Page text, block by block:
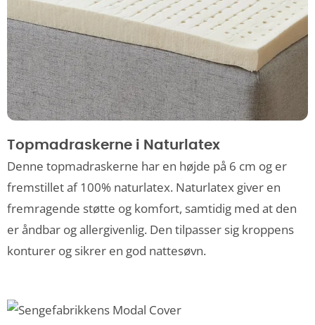
Topmadraskerne i Naturlatex
Denne topmadraskerne har en højde på 6 cm og er
fremstillet af 100% naturlatex. Naturlatex giver en
fremragende støtte og komfort, samtidig med at den
er åndbar og allergivenlig. Den tilpasser sig kroppens
konturer og sikrer en god nattesøvn.